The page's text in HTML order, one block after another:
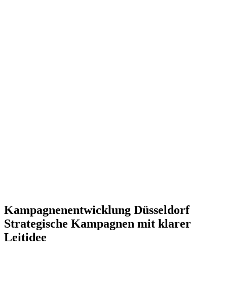
Kampagnenentwicklung Düsseldorf
Strategische Kampagnen mit klarer
Leitidee